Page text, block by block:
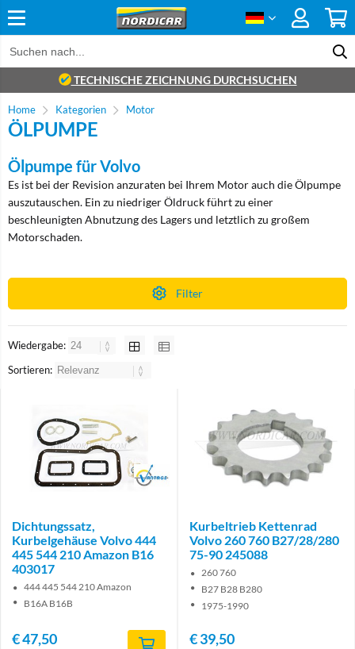
TECHNISCHE ZEICHNUNG DURCHSUCHEN
Home Kategorien Motor
ÖLPUMPE
Ölpumpe für Volvo
Es ist bei der Revision anzuraten bei Ihrem Motor auch die Ölpumpe
auszutauschen. Ein zu niedriger Öldruck führt zu einer
beschleunigten Abnutzung des Lagers und letztlich zu großem
Motorschaden.
Filter
Wiedergabe:
Sortieren:
Brand
Dichtungssatz,
Kurbelgehäuse Volvo 444
445 544 210 Amazon B16
403017
444 445 544 210 Amazon
B16A B16B
€47,50
Kurbeltrieb Kettenrad
Volvo 260 760 B27/28/280
75-90 245088
260 760
B27 B28 B280
1975-1990
€39,50